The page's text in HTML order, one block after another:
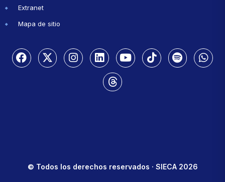
Extranet
Mapa de sitio
© Todos los derechos reservados · SIECA 2026